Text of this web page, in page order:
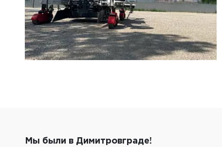
Мы были в Димитровграде!